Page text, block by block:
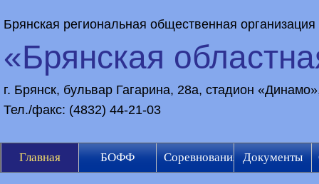
Брянская региональная общественная организация
«Брянская
г. Брянск, бульвар Гагарина, 28а, стадион
Тел./факс: (4832) 44-21-03
Главная БОФФ Соревнования Документы